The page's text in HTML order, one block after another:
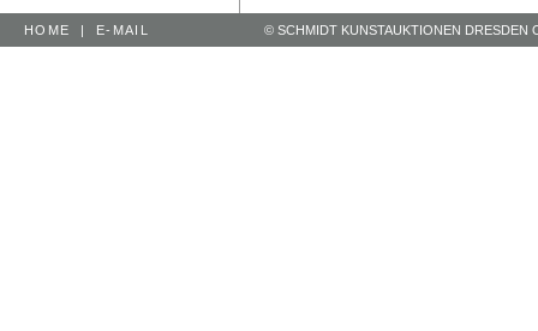
HOME | E-MAIL © SCHMIDT KUNSTAUKTIONEN DRESDEN